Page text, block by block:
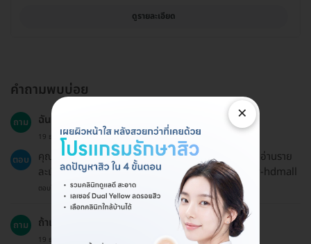
ดูรายละเอียด
คำถามพบบ่อย
ถาม ฉันสามารถขอเงินคืนได้หรือไม่?
19 ธ.ค. 2024
ตอบ
คุณสามารถขอเงินคืนได้ตามนโยบายการคืนเงิน สามารถอ่านราย
ละเอียดได้ที่ https://hdmall.co.th/c/refund-policy-hdmall
ตอบโดยทีมงาน HD
ถาม ถ้าเปลี่ยนใจ ฉันสามารถขอเงินคืนได้ไหม?
19 ธ.ค. 2024
×